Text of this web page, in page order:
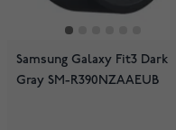
Samsung Galaxy Fit3 Dark
Gray SM-R390NZAAEUB